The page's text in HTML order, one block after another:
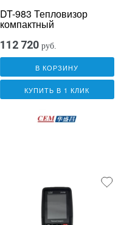
DT-983 Тепловизор
компактный
112 720 руб.
В КОРЗИНУ
КУПИТЬ В 1 КЛИК